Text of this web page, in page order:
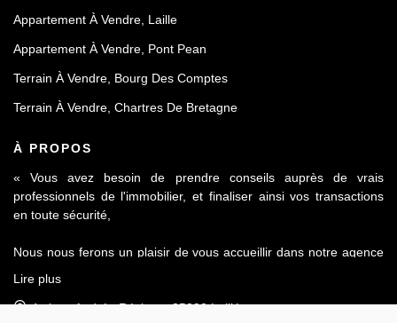
Appartement À Vendre, Laille
Appartement À Vendre, Pont Pean
Terrain À Vendre, Bourg Des Comptes
Terrain À Vendre, Chartres De Bretagne
À PROPOS
« Vous avez besoin de prendre conseils auprès de vrais
professionnels de l'immobilier, et finaliser ainsi vos transactions
en toute sécurité,
Nous nous ferons un plaisir de vous accueillir dans notre agence
sur l'axe Rennes-Nantes.
Lire plus
4 place Andrée Récipon, 35890 Laillé